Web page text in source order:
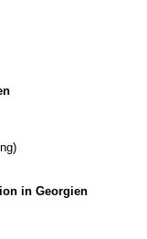
in Georgien